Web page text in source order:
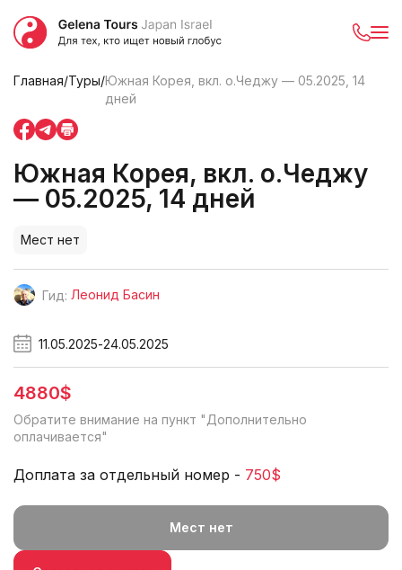
Главная/Туры/Южная Корея, вкл. о.Чеджу — 05.2025, 14
дней
Южная Корея, вкл. о.Чеджу
— 05.2025, 14 дней
Мест нет
Гид: Леонид Басин
11.05.2025-24.05.2025
4880$
Обратите внимание на пункт "Дополнительно
оплачивается"
Доплата за отдельный номер - 750$
Мест нет